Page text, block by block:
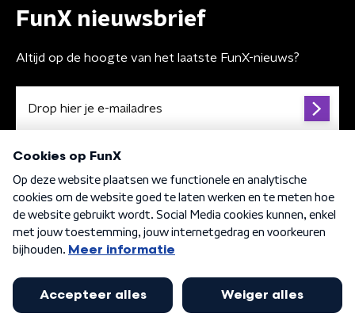
FunX nieuwsbrief
Altijd op de hoogte van het laatste FunX-nieuws?
Algemene voorwaarden Privacybeleid